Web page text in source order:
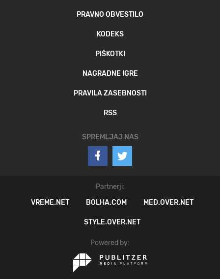
PRAVNO OBVESTILO
KODEKS
PIŠKOTKI
NAGRADNE IGRE
PRAVILA ZASEBNOSTI
RSS
SPREMLJAJ NAS
Partnerji:
VREME.NET
BOLHA.COM MED.OVER.NET
STYLE.OVER.NET
Powered by: